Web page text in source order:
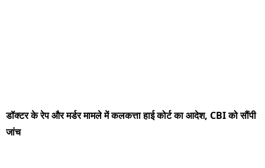
डॉक्टर के रेप और मर्डर मामले में कलकत्ता हाई कोर्ट का आदेश, CBI को सौंपी
जांच